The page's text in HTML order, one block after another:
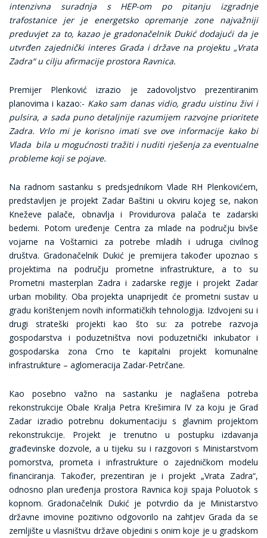
intenzivna suradnja s HEP-om po pitanju izgradnje
trafostanice jer je energetsko opremanje zone najvažniji
preduvjet za to, kazao je gradonačelnik Dukić dodajući da je
utvrđen zajednički interes Grada i države na projektu „Vrata
Zadra“ u cilju afirmacije prostora Ravnica.
Premijer Plenković izrazio je zadovoljstvo prezentiranim
planovima i kazao:- Kako sam danas vidio, gradu uistinu živi i
pulsira, a sada puno detaljnije razumijem razvojne prioritete
Zadra. Vrlo mi je korisno imati sve ove informacije kako bi
Vlada bila u mogućnosti tražiti i nuditi rješenja za eventualne
probleme koji se pojave.
Na radnom sastanku s predsjednikom Vlade RH Plenkovićem,
predstavljen je projekt Zadar Baštini u okviru kojeg se, nakon
Kneževe palače, obnavlja i Providurova palača te zadarski
bedemi. Potom uređenje Centra za mlade na području bivše
vojarne na Voštarnici za potrebe mladih i udruga civilnog
društva. Gradonačelnik Dukić je premijera također upoznao s
projektima na području prometne infrastrukture, a to su
Prometni masterplan Zadra i zadarske regije i projekt Zadar
urban mobility. Oba projekta unaprijedit će prometni sustav u
gradu korištenjem novih informatičkih tehnologija. Izdvojeni su i
drugi strateški projekti kao što su: za potrebe razvoja
gospodarstva i poduzetništva novi poduzetnički inkubator i
gospodarska zona Crno te kapitalni projekt komunalne
infrastrukture – aglomeracija Zadar-Petrčane.
Kao posebno važno na sastanku je naglašena potreba
rekonstrukcije Obale Kralja Petra Krešimira IV za koju je Grad
Zadar izradio potrebnu dokumentaciju s glavnim projektom
rekonstrukcije. Projekt je trenutno u postupku izdavanja
građevinske dozvole, a u tijeku su i razgovori s Ministarstvom
pomorstva, prometa i infrastrukture o zajedničkom modelu
financiranja. Također, prezentiran je i projekt „Vrata Zadra“,
odnosno plan uređenja prostora Ravnica koji spaja Poluotok s
kopnom. Gradonačelnik Dukić je potvrdio da je Ministarstvo
državne imovine pozitivno odgovorilo na zahtjev Grada da se
zemljište u vlasništvu države objedini s onim koje je u gradskom